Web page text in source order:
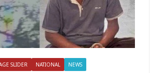
SLIDER NATIONAL NEWS